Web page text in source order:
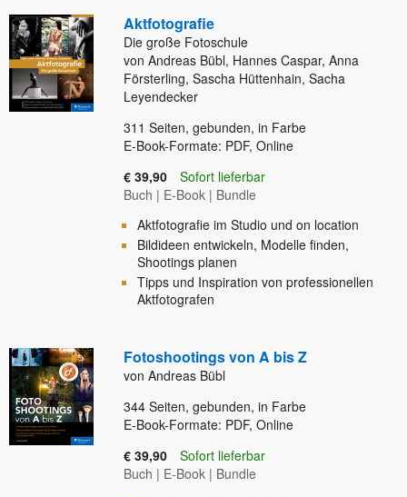
Aktfotografie
Die große Fotoschule
von Andreas Bübl, Hannes Caspar, Anna
Försterling, Sascha Hüttenhain, Sacha
Leyendecker
311 Seiten, gebunden, in Farbe
E-Book-Formate: PDF, Online
€ 39,90
Sofort lieferbar
Buch | E-Book | Bundle
Aktfotografie im Studio und on location
Bildideen entwickeln, Modelle finden,
Shootings planen
Tipps und Inspiration von professionellen
Aktfotografen
Fotoshootings von A bis Z
von Andreas Bübl
344 Seiten, gebunden, in Farbe
E-Book-Formate: PDF, Online
€ 39,90
Sofort lieferbar
Buch | E-Book | Bundle